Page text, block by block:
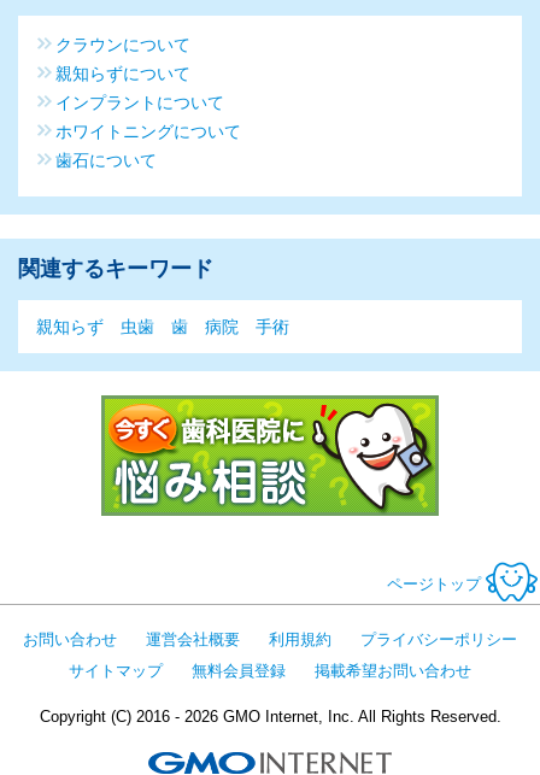
クラウンについて
親知らずについて
インプラントについて
ホワイトニングについて
歯石について
関連するキーワード
親知らず 虫歯 歯 病院 手術
ページトップ
お問い合わせ 運営会社概要 利用規約
プライバシーポリシー
サイトマップ
無料会員登録 掲載希望お問い合わせ
Copyright (C) 2016 - 2026 GMO Internet, Inc. All Rights Reserved.